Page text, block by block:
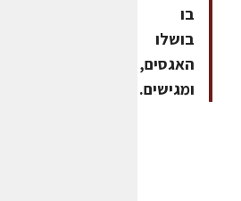
בו
בושלו
האגסים,
ומגישים.